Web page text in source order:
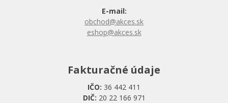
E-mail:
obchod@akces.sk
eshop@akces.sk
Fakturačné údaje
IČO: 36 442 411
DIČ: 20 22 166 971